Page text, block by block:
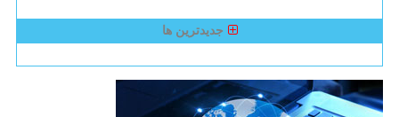
جدیدترین ها